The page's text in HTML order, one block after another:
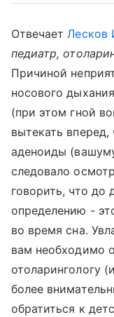
ОтвечаетЛесков
педиатр,
Причиной
носового
(при этом гной
вытекать
аденоиды
следовало
говорить, что до
определению -
во время сна.
вам необходимо
отоларингологу
более
обратиться к